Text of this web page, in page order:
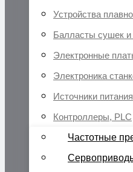
Устройства
Балласты сушек
Электронные
Электроника
Источники питания
Контроллеры, PLC
Частотные